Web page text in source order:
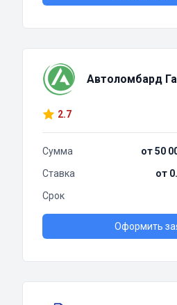
Автоломбард
2.7
Сумма
от 50
Ставка
от
Срок
Оформить